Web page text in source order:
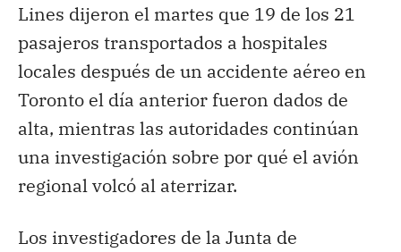
Lines dijeron el martes que 19 de los 21
pasajeros transportados a hospitales
locales después de un accidente aéreo en
Toronto el día anterior fueron dados de
alta, mientras las autoridades continúan
una investigación sobre por qué el avión
regional volcó al aterrizar.
Los investigadores de la Junta de